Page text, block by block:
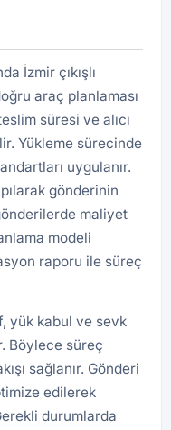
İzmir çıkışlı
araç planlaması
süresi ve alıcı
Yükleme sürecinde
uygulanır.
gönderinin
maliyet
modeli
raporu ile süreç
yük kabul ve sevk
Böylece süreç
sağlanır. Gönderi
edilerek
durumlarda